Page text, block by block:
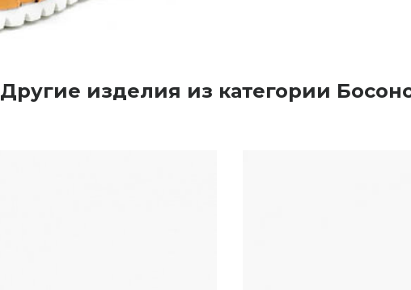
Другие изделия из категории